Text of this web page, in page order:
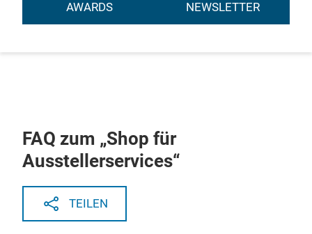
AWARDS
NEWSLETTER
FAQ zum „Shop für
Ausstellerservices“
TEILEN